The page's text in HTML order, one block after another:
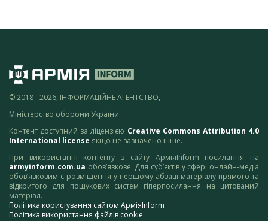
© 2018 - 2026, ІНФОРМАЦІЙНЕ АГЕНТСТВО,
Міністерство оборони України
Контент доступний за ліцензією Creative Commons Attribution 4.0
International license якщо не зазначено інше.
При використанні контенту з сайту АрміяInform посилання на
armyinform.com.ua обов’язкове. Для суб’єктів у сфері онлайн-медіа
обов’язковим є розміщення у першому абзаці матеріалу прямого та
відкритого для пошукових систем гіперпосилання на цитований
матеріал.
Політика користування сайтом АрміяInform
Політика використання файлів cookie